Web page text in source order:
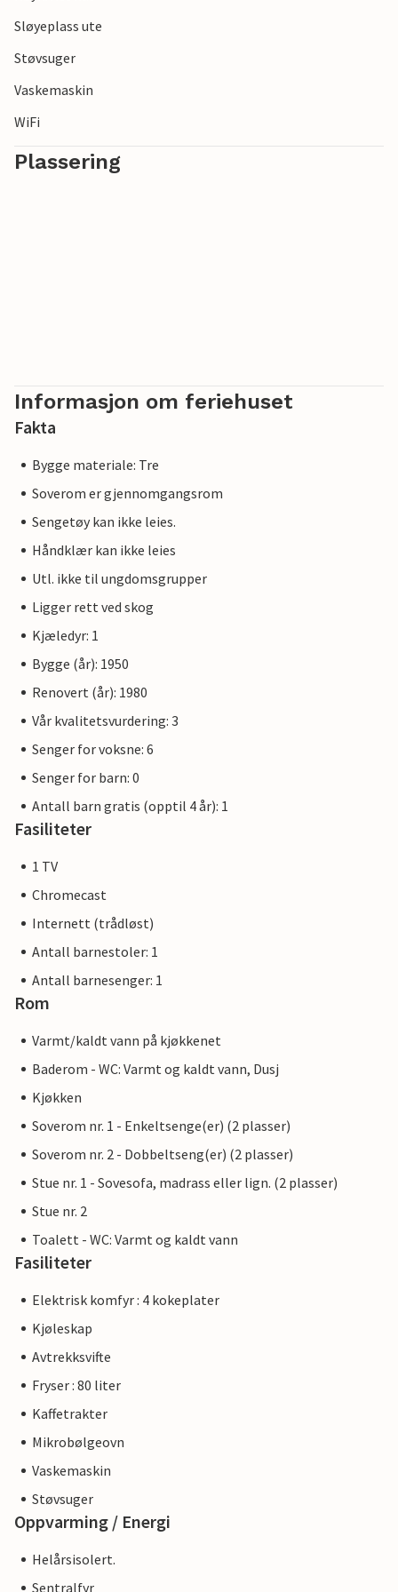
Sløyeplass ute
Støvsuger
Vaskemaskin
WiFi
Plassering
Informasjon om feriehuset
Fakta
Bygge materiale: Tre
Soverom er gjennomgangsrom
Sengetøy kan ikke leies.
Håndklær kan ikke leies
Utl. ikke til ungdomsgrupper
Ligger rett ved skog
Kjæledyr: 1
Bygge (år): 1950
Renovert (år): 1980
Vår kvalitetsvurdering: 3
Senger for voksne: 6
Senger for barn: 0
Antall barn gratis (opptil 4 år): 1
Fasiliteter
1 TV
Chromecast
Internett (trådløst)
Antall barnestoler: 1
Antall barnesenger: 1
Rom
Varmt/kaldt vann på kjøkkenet
Baderom - WC: Varmt og kaldt vann, Dusj
Kjøkken
Soverom nr. 1 - Enkeltsenge(er) (2 plasser)
Soverom nr. 2 - Dobbeltseng(er) (2 plasser)
Stue nr. 1 - Sovesofa, madrass eller lign. (2 plasser)
Stue nr. 2
Toalett - WC: Varmt og kaldt vann
Fasiliteter
Elektrisk komfyr : 4 kokeplater
Kjøleskap
Avtrekksvifte
Fryser : 80 liter
Kaffetrakter
Mikrobølgeovn
Vaskemaskin
Støvsuger
Oppvarming / Energi
Helårsisolert.
Sentralfyr